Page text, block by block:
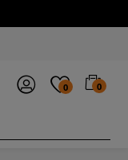
0 0